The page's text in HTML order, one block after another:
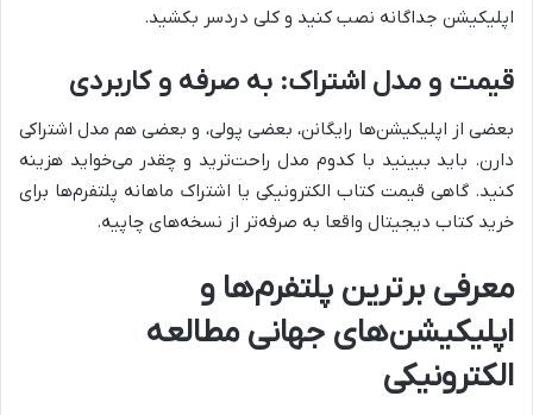
اپلیکیشن جداگانه نصب کنید و کلی دردسر بکشید.
قیمت و مدل اشتراک: به صرفه و کاربردی
بعضی از اپلیکیشن‌ها رایگانن، بعضی پولی، و بعضی هم مدل اشتراکی
دارن. باید ببینید با کدوم مدل راحت‌ترید و چقدر می‌خواید هزینه
کنید. گاهی قیمت کتاب الکترونیکی یا اشتراک ماهانه پلتفرم‌ها برای
خرید کتاب دیجیتال واقعا به صرفه‌تر از نسخه‌های چاپیه.
معرفی برترین پلتفرم‌ها و
اپلیکیشن‌های جهانی مطالعه
الکترونیکی